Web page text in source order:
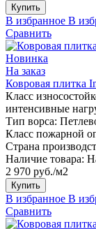
Купить
В избранное В
Сравнить
Новинка
На заказ
Ковровая плитка
Класс
интенсивные
Тип ворса:
Класс пожарной
Страна
Наличие товара:
2 970 руб./м2
Купить
В избранное В
Сравнить